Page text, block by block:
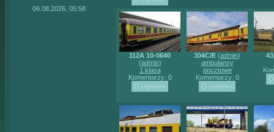
06.08.2026, 05:58
112A 10-0640
(admin)
1 klasa
Komentarzy: 0
304C/E (admin)
ambulansy
pocztowe
Komentarzy: 0